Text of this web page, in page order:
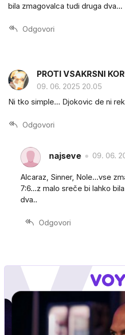
bila zmagovalca tudi druga dva...
Odgovori
PROTI VSAKRSNI
09. 06. 2025 20.05
Ni tko simple… Djokovic de ni
Odgovori
najseve 09. 06.
Alcaraz, Sinner, Nole...vse
7:6...z malo sreče bi lahko
dva..
Odgovori